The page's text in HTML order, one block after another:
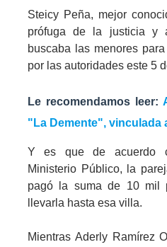
Steicy Peña, mejor
prófuga de la justicia y
buscaba las menores
por las autoridades este 5
Le recomendamos leer:
"La Demente", vinculada
Y es que de acuerdo
Ministerio Público, la
pagó la suma de 10 mil
llevarla hasta esa villa.
Mientras Aderly Ramírez